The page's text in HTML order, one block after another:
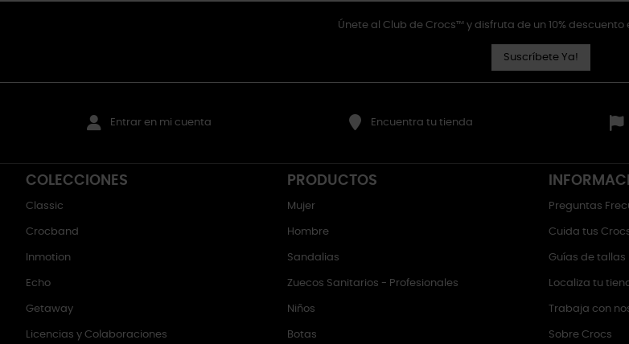
Únete al Club de Crocs™ y disfruta de un 10%
Suscríbete Ya!
Entrar en mi cuenta Encuentra tu tienda
COLECCIONES
Classic
Crocband
Inmotion
Echo
Getaway
Licencias y Colaboraciones
PRODUCTOS
Mujer
Hombre
Sandalias
Zuecos Sanitarios - Profesionales
Niños
Botas
Preguntas
Cuida tus
Guías de tallas
Localiza tu
Trabaja con
Sobre Crocs